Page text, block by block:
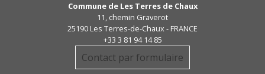
Commune de Les Terres de Chaux
11, chemin Graverot
25190 Les Terres-de-Chaux - FRANCE
+33 3 81 94 14 85
Contact par formulaire